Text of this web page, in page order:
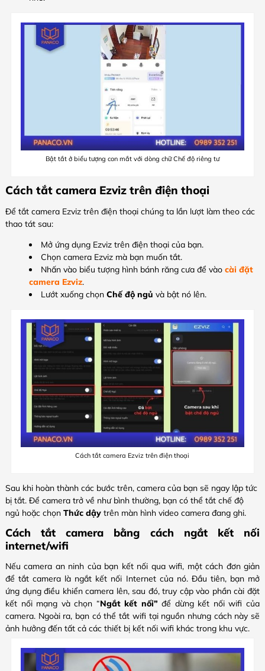
Bật tắt ở biểu tượng con mắt với dòng chữ Chế độ riêng tư
Cách tắt camera Ezviz trên điện thoại
Để tắt camera Ezviz trên điện thoại chúng ta lần lượt làm theo các
thao tát sau:
Mở ứng dụng Ezviz trên điện thoại của bạn.
Chọn camera Ezviz mà bạn muốn tắt.
Nhấn vào biểu tượng hình bánh răng cưa để vào cài đặt
camera Ezviz.
Lướt xuống chọn Chế độ ngủ và bật nó lên.
Cách tắt camera Ezviz trên điện thoại
Sau khi hoàn thành các bước trên, camera của bạn sẽ ngay lập tức
bị tắt. Để camera trở về như bình thường, bạn có thể tắt chế độ
ngủ hoặc chọn Thức dậy trên màn hình video camera đang ghi.
Cách tắt camera bằng cách ngắt kết nối
internet/wifi
Nếu camera an ninh của bạn kết nối qua wifi, một cách đơn giản
để tắt camera là ngắt kết nối Internet của nó. Đầu tiên, bạn mở
ứng dụng điều khiển camera lên, sau đó, truy cập vào phần cài đặt
kết nối mạng và chọn “Ngắt kết nối” để dừng kết nối wifi của
camera. Ngoài ra, bạn có thể tắt wifi tại nguồn nhưng cách này sẽ
ảnh hưởng đến tất cả các thiết bị kết nối wifi khác trong khu vực.